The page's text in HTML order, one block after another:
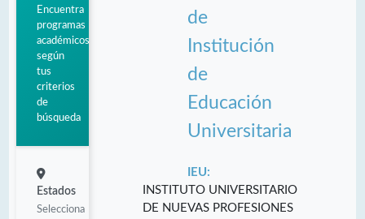
Encuentra
programas
académicos
según
tus
criterios
de
búsqueda
Estados
Selecciona
de
Institución
de
Educación
Universitaria
IEU:
INSTITUTO UNIVERSITARIO
DE NUEVAS PROFESIONES